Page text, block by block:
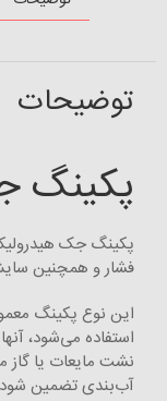
توضیحات
پکینگ
پکینگ جک
فشار و همچنین
این نوع پکینگ
استفاده می‌شود،
نشت مایعات یا
آب‌بندی تضمین